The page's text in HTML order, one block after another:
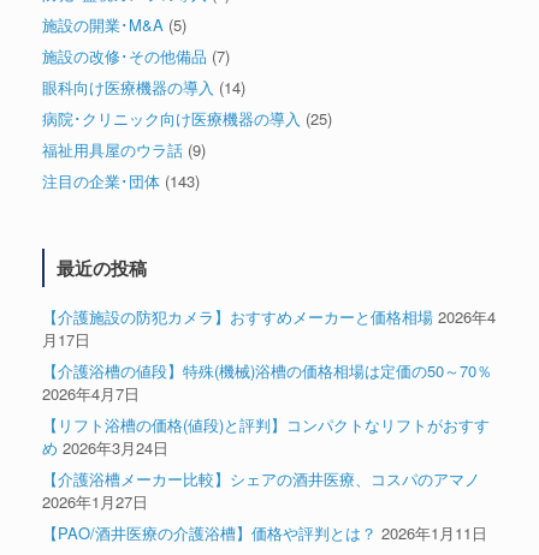
施設の開業･M&A (5)
施設の改修･その他備品 (7)
眼科向け医療機器の導入 (14)
病院･クリニック向け医療機器の導入 (25)
福祉用具屋のウラ話 (9)
注目の企業･団体 (143)
最近の投稿
【介護施設の防犯カメラ】おすすめメーカーと価格相場 2026年4
月17日
【介護浴槽の値段】特殊(機械)浴槽の価格相場は定価の50～70％
2026年4月7日
【リフト浴槽の価格(値段)と評判】コンパクトなリフトがおすす
め 2026年3月24日
【介護浴槽メーカー比較】シェアの酒井医療、コスパのアマノ
2026年1月27日
【PAO/酒井医療の介護浴槽】価格や評判とは？ 2026年1月11日